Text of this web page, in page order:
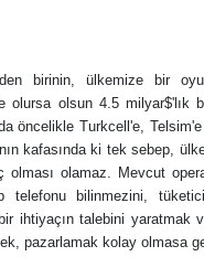
birinin, ülkemize bir
olursa olsun 4.5 milyar$'lık
öncelikle Turkcell'e,
kafasında ki tek sebep,
olamaz. Mevcut
telefonu bilinmezini,
ihtiyaçın talebini yaratmak
pazarlamak kolay olmasa